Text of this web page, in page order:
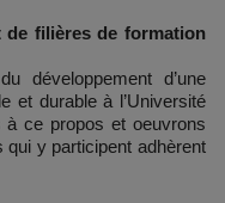
de filières de formation
développement d’une
et durable à l’Université
ce propos et oeuvrons
qui y participent adhèrent